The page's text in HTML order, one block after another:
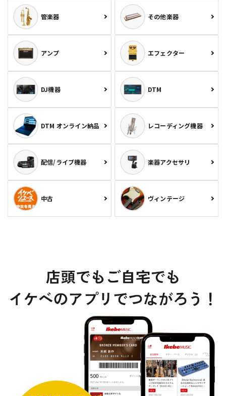
管楽器 その他楽器
アンプ エフェクター
DJ機器 DTM
DTM オンライン納品 レコーディング機器
配信/ライブ機器 楽器アクセサリ
中古 ヴィンテージ